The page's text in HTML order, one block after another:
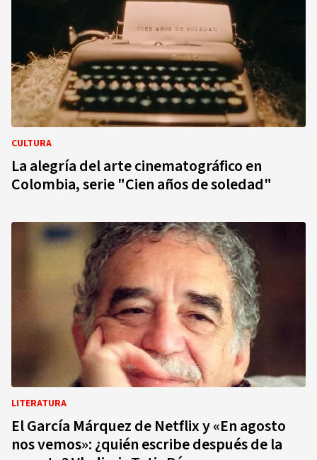
CULTURA
La alegría del arte cinematográfico en
Colombia, serie "Cien años de soledad"
LITERATURA
El García Márquez de Netflix y «En agosto
nos vemos»: ¿quién escribe después de la